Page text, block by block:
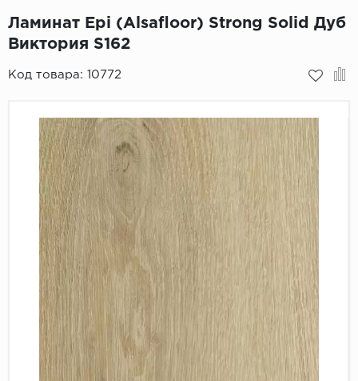
Bonkeel
Classen
CorkArt Vinyl
CronaFloor
Damy Floor
Decoria
Dolce Flooring
ECO Parquet
Подложка
Пробковое покрытие
Ламинат Epi (Alsafloor) Strong Solid Дуб
Виктория S162
Код товара: 10772